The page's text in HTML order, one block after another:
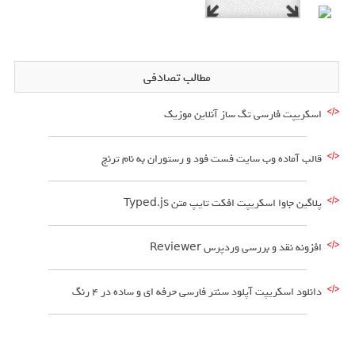
مطالب تصادفی
اسکریپت فارسی تگ ساز آنلاین موزیک
قالب آماده وب سایت فست فود و رستوران به نام ترنج
پلاگین جاوا اسکریپت افکت تایپ متن Typed.js
افزونه نقد و بررسی وردپرس Reviewer
دانلود اسکریپت آپلود سنتر فارسی حرفه ای و ساده در 4 رنگ